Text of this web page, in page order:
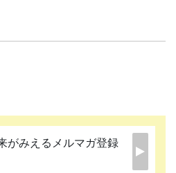
がみえるメルマガ登録